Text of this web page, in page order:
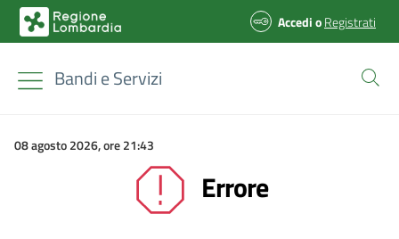
AccedioRegistrati
Bandi e Servizi
08 agosto 2026, ore 21:43
Errore